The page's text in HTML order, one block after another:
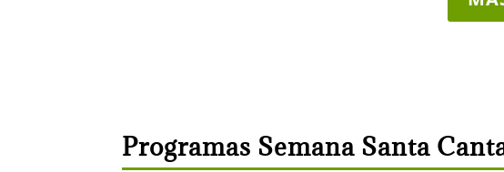
Programas Semana Santa